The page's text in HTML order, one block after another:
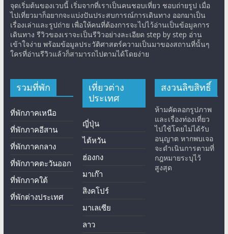
จุดเริ่มต้นของเวบนี้ เริ่มจากที่เราเป็นคนชอบเที่ยว ชอบถ่ายรูป เมื่อ
ไปเที่ยวมาก็อยากจะแบ่งปันประสบการณ์การเดินทาง ออกมาเป็น
เรื่องเล่าและรูปถ่าย เพื่อให้คนที่ต้องการจะไปไว้อ่านเป็นข้อมูลการ
เดินทาง รีวิวของเราจะเป็นรีวิวอย่างละเอียด step by step อ่าน
เข้าใจง่าย พร้อมข้อมูลประวัติศาสตร์ความเป็นมาของสถานที่นั้นๆ
ใครที่อ่านรีวิวแล้วก็สามารถไปตามได้โดยง่าย
รวมที่พัก
ที่พักภาคเหนือ
ที่พักภาคอีสาน
ที่พักภาคกลาง
ที่พักภาคตะวันออก
ที่พักภาคใต้
ที่พักต่างประเทศ
เที่ยวต่าง
ประเทศ
ญี่ปุ่น
ไต้หวัน
ฮ่องกง
มาเก๊า
สิงคโปร์
มาเลเซีย
ลาว
สงวนลิขสิทธิ์
ห้ามคัดลอกรูปภาพ
และเรื่องท่องเที่ยว
ไปใช้โดยไม่ได้รับ
อนุญาต หากพบเจอ
จะดำเนินการตามที่
กฎหมายระบุไว้
สูงสุด